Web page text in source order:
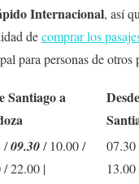
Internacional, así
decomprar los
para personas de otros
Santiago a
/09.30/ 10.00/
/ 22.00 |
13.00